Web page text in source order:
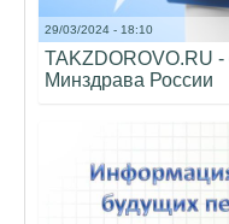
29/03/2024 - 18:10
TAKZDOROVO.RU
Минздрава России